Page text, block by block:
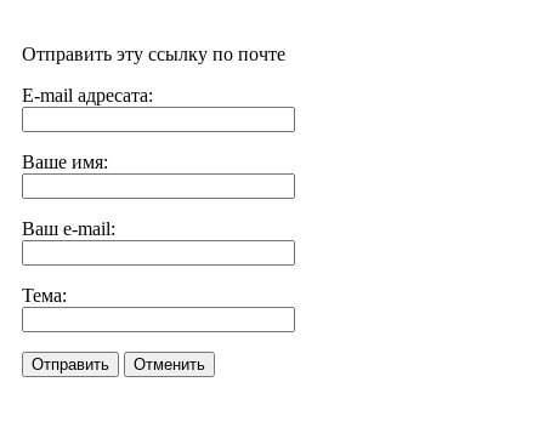
Отправить эту ссылку по почте
E-mail адресата:
Ваше имя:
Ваш e-mail:
Тема:
Отправить Отменить